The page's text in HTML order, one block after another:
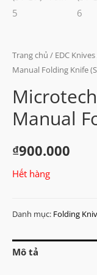
Trang chủ / EDC Knives
Manual Folding Knife
Manual
₫900.000
Hết hàng
Danh mục: Folding
Mô tả